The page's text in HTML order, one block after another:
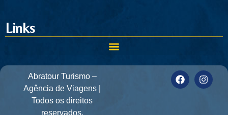
Links
Abratour Turismo –
Agência de Viagens |
Todos os direitos
reservados.